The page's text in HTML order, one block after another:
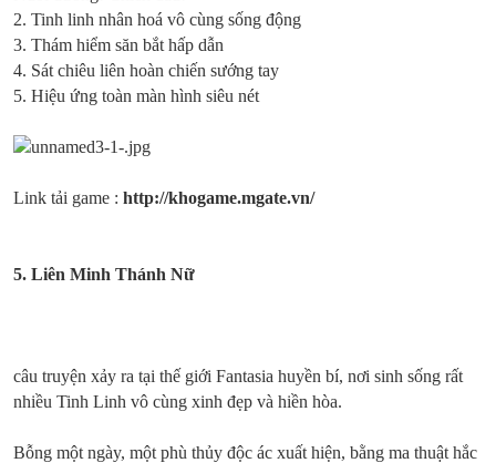
2. Tinh linh nhân hoá vô cùng sống động
3. Thám hiểm săn bắt hấp dẫn
4. Sát chiêu liên hoàn chiến sướng tay
5. Hiệu ứng toàn màn hình siêu nét
Link tải game : http://khogame.mgate.vn/
5. Liên Minh Thánh Nữ
câu truyện xảy ra tại thế giới Fantasia huyền bí, nơi sinh sống rất
nhiều Tinh Linh vô cùng xinh đẹp và hiền hòa.
Bỗng một ngày, một phù thủy độc ác xuất hiện, bằng ma thuật hắc